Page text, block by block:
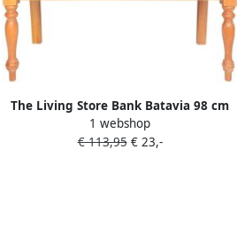
The Living Store Bank Batavia 98 cm
massief mahoniehout lichtbruin
Houten Bank Salontafel Bankstel
1 webshop
€ 113,95€ 23,-